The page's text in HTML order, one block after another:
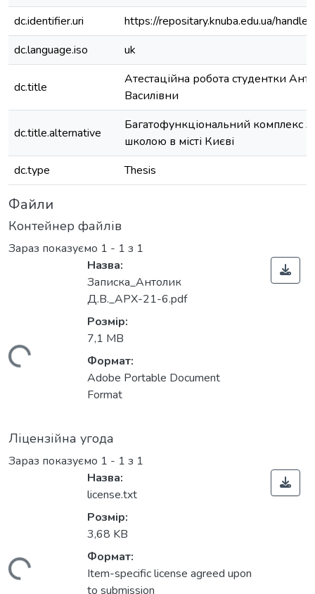
dc.identifier.uri
https://repositary.knuba.edu.ua/
dc.language.iso
uk
dc.title
Атестаційна робота студентки
Василівни
dc.title.alternative
Багатофункціональний комплекс
школою в місті Києві
dc.type
Thesis
Файли
Контейнер файлів
Зараз показуємо 1 - 1 з 1
Вантажиться...
Назва:
Записка_Антолик
Д.В._АРХ-21-6.pdf
Розмір:
7,1 MB
Формат:
Adobe Portable Document
Format
Ліцензійна угода
Зараз показуємо 1 - 1 з 1
Назва:
license.txt
Розмір:
3,68 KB
Формат:
Item-specific license agreed upon
to submission